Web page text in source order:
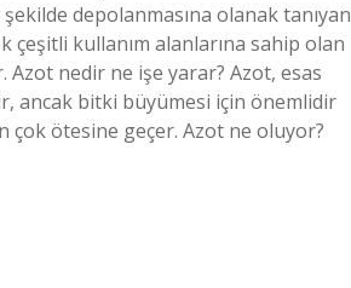
depolanmasına olanak tanıyan
çeşitli kullanım alanlarına sahip olan
Azot nedir ne işe yarar? Azot, esas
ancak bitki büyümesi için önemlidir
çok ötesine geçer. Azot ne oluyor?